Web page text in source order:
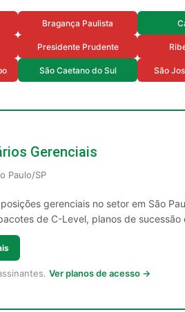
Bragança Paulista
Presidente Prudente
São Caetano do Sul São
Gerenciais
Paulo/SP
gerenciais no setor em São
de C-Level, planos de
Ver planos de acesso →